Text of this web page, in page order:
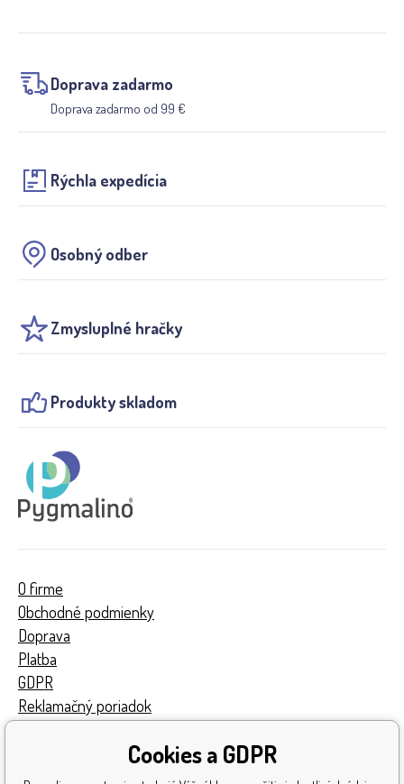
Doprava zadarmo
Doprava zadarmo od 99 €
Rýchla expedícia
Osobný odber
Zmysluplné hračky
Produkty skladom
O firme
Obchodné podmienky
Doprava
Platba
GDPR
Reklamačný poriadok
Získané ocenenia
Cookies a GDPR